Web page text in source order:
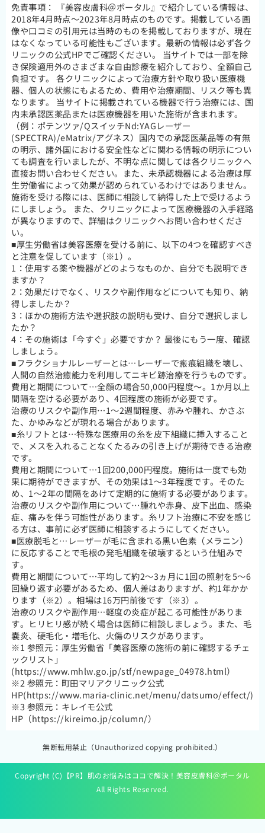
免責事項：
『美容皮膚科＠ポータル』で紹介している情報は、
2018年4月時点～2023年8月時点のものです。掲載している画
像や口コミの引用元は当時のものを掲載しておりますが、現在
はなくなっている可能性もございます。最新の情報は必ず各ク
リニックの公式HPでご確認ください。 当サイトでは一部を除
き保険適用外のさまざまな自由診療を紹介しており、全額自己
負担です。 各クリニックによって治療方針や取り扱い医療機
器、個人の状態にもよるため、費用や治療期間、リスク等も異
なります。 当サイトに掲載されている機器で行う治療には、国
内未承認医薬品または医療機器を用いた施術が含まれます。
（例：ポテンツァ/QスイッチNd:YAGレーザー
(SPECTRA)/eMatrix/アグネス）国内での承認医薬品等の有無
の明示、諸外国における安全性などに関わる情報の明示につい
ても調査を行いましたが、不明な点に関しては各クリニックへ
直接お問い合わせください。また、未承認機器による治療は厚
生労働省によって効果が認められているわけではありません。
施術を受ける際には、医師に相談して納得した上で受けるよう
にしましょう。 また、クリニックによって医療機器の入手経路
が異なりますので、詳細はクリニックへお問い合わせくださ
い。
■厚生労働省は美容医療を受ける前に、以下の4つを確認すべき
と注意を促しています（※1）。
1：使用する薬や機器がどのようなものか、自分でも説明でき
ますか？
2：効果だけでなく、リスクや副作用などについても知り、納
得しましたか？
3：ほかの施術方法や選択肢の説明も受け、自分で選択しまし
たか？
4：その施術は「今すぐ」必要ですか？ 最後にもう一度、確認
しましょう。
■フラクショナルレーザーとは…レーザーで瘢痕組織を壊し、
人間の自然治癒能力を利用してニキビ跡治療を行うものです。
費用と期間について…全顔の場合50,000円程度～。1か月以上
間隔を空ける必要があり、4回程度の施術が必要です。
治療のリスクや副作用…1～2週間程度、赤みや腫れ、かさぶ
た、かゆみなどが現れる場合があります。
■糸リフトとは…特殊な医療用の糸を皮下組織に挿入すること
で、メスを入れることなくたるみの引き上げが期待できる治療
です。
費用と期間について…1回200,000円程度。施術は一度でも効
果に期待ができますが、その効果は1～3年程度です。そのた
め、1～2年の間隔をあけて定期的に施術する必要があります。
治療のリスクや副作用について…腫れや赤身、皮下出血、感染
症、痛みを伴う可能性があります。糸リフト治療に不安を感じ
る方は、事前に必ず医師に相談するようにしてください。
■医療脱毛と…レーザーが毛に含まれる黒い色素（メラニン）
に反応することで毛根の発毛組織を破壊するという仕組みで
す。
費用と期間について…平均して約2～3ヵ月に1回の照射を5～6
回繰り返す必要があるため、個人差はありますが、約1年かか
ります（※2）。相場は16万円前後です（※3）。
治療のリスクや副作用…軽度の炎症が起こる可能性がありま
す。ヒリヒリ感が続く場合は医師に相談しましょう。また、毛
嚢炎、硬毛化・増毛化、火傷のリスクがあります。
※1 参照元：厚生労働省「美容医療の施術の前に確認するチェ
ックリスト」
(https://www.mhlw.go.jp/stf/newpage_04978.html）
※2 参照元：町田マリアクリニック公式
HP(https://www.maria-clinic.net/menu/datsumo/effect/)
※3 参照元：キレイモ公式
HP（https://kireimo.jp/column/）
無断転用禁止（Unauthorized copying prohibited.）
Copyright (C)【PR】 肌のお悩みはココで解決！美容皮膚科＠ポータル
All Rights Reserved.